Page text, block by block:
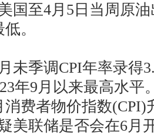
国至4月5日当周原
。
季调CPI年率录得
年9月以来最高水平
费者物价指数(CPI)
美联储是否会在6月